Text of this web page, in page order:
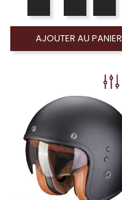
AJOUTER AU PANIER